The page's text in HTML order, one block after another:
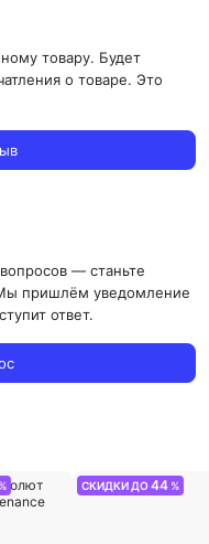
товару. Будет
о товаре. Это
— станьте
пришлём уведомление
ответ.
% СКИДКИ ДО44 %